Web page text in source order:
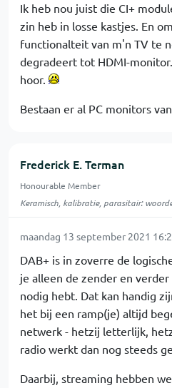
Ik heb nou juist die CI+
zin heb in losse kastjes. En
functionalteit van m'n TV te
degradeert tot HDMI-
hoor.
Bestaan er al PC monitors
Frederick E. Terman
Honourable Member
Keramisch, kalibratie, parasitair:
maandag 13 september 2021
DAB+ is in zoverre de
je alleen de zender en
nodig hebt. Dat kan handig
het bij een ramp(je) altijd
netwerk - hetzij letterlijk,
radio werkt dan nog steeds
Daarbij, streaming hebben